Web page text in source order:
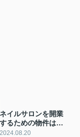
ネイルサロンを開業
するための物件はど
う選ぶ？流れやポイ
2024.08.20